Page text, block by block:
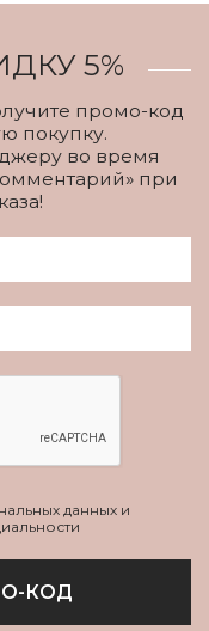
5%
промо-код
покупку.
во время
при
данных и
КОД